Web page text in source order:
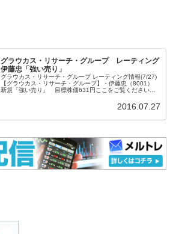
グラウカス・リサーチ・グループ レーティング
伊藤忠「強い売り」
グラウカス・リサーチ・グループ レーティング情報(7/27)
【グラウカス・リサーチ・グループ】・伊藤忠（8001）
新規「強い売り」 目標株価631円ここをご覧ください⇒
2016.07.27